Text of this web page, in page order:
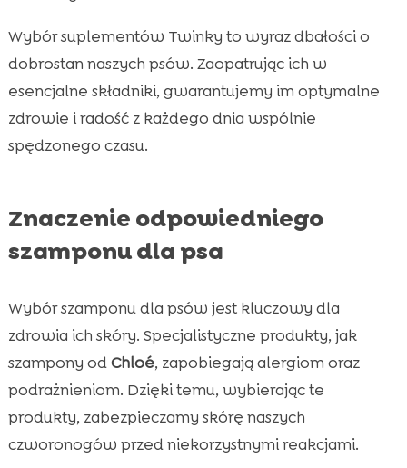
Wybór suplementów Twinky to wyraz dbałości o
dobrostan naszych psów. Zaopatrując ich w
esencjalne składniki, gwarantujemy im optymalne
zdrowie i radość z każdego dnia wspólnie
spędzonego czasu.
Znaczenie odpowiedniego
szamponu dla psa
Wybór szamponu dla psów jest kluczowy dla
zdrowia ich skóry. Specjalistyczne produkty, jak
szampony odChloé, zapobiegają alergiom oraz
podrażnieniom. Dzięki temu, wybierając te
produkty, zabezpieczamy skórę naszych
czworonogów przed niekorzystnymi reakcjami.